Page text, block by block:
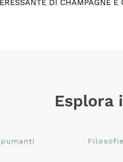
DI CHAMPAGNE
Esplora
Filosofie